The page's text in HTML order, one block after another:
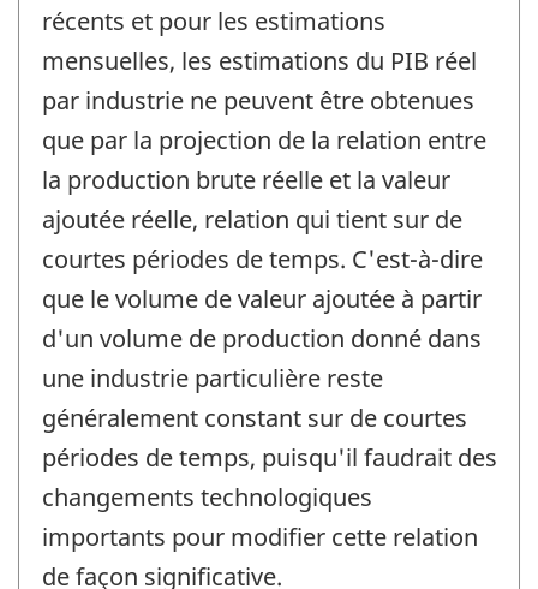
récents et pour les estimations
mensuelles, les estimations du PIB réel
par industrie ne peuvent être obtenues
que par la projection de la relation entre
la production brute réelle et la valeur
ajoutée réelle, relation qui tient sur de
courtes périodes de temps. C'est-à-dire
que le volume de valeur ajoutée à partir
d'un volume de production donné dans
une industrie particulière reste
généralement constant sur de courtes
périodes de temps, puisqu'il faudrait des
changements technologiques
importants pour modifier cette relation
de façon significative.